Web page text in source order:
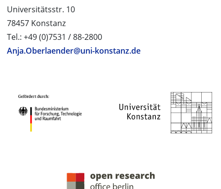
Universitätsstr. 10
78457 Konstanz
Tel.: +49 (0)7531 / 88-2800
Anja.Oberlaender@uni-konstanz.de